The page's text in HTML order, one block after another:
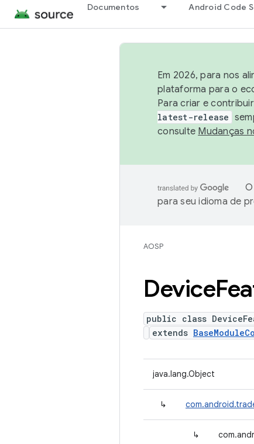
Documentos Android Code
Em 2026, para nos
plataforma para o
Para criar e
latest-release
consulte Mudanças
para seu idioma de
AOSP
Device
public class
extends
java.lang.Object
↳
↳